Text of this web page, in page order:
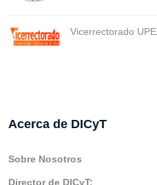
Vicerrectorado
Acerca de DICyT
Sobre Nosotros
Director de DICyT: